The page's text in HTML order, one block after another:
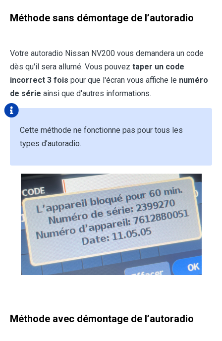
Méthode sans démontage de l’autoradio
Votre autoradio Nissan NV200 vous demandera un code
dès qu'il sera allumé. Vous pouvez taper un code
incorrect 3 fois pour que l'écran vous affiche le numéro
de série ainsi que d'autres informations.
Cette méthode ne fonctionne pas pour tous les
types d’autoradio.
Méthode avec démontage de l’autoradio